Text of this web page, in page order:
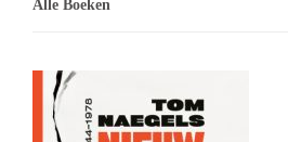
Alle Boeken